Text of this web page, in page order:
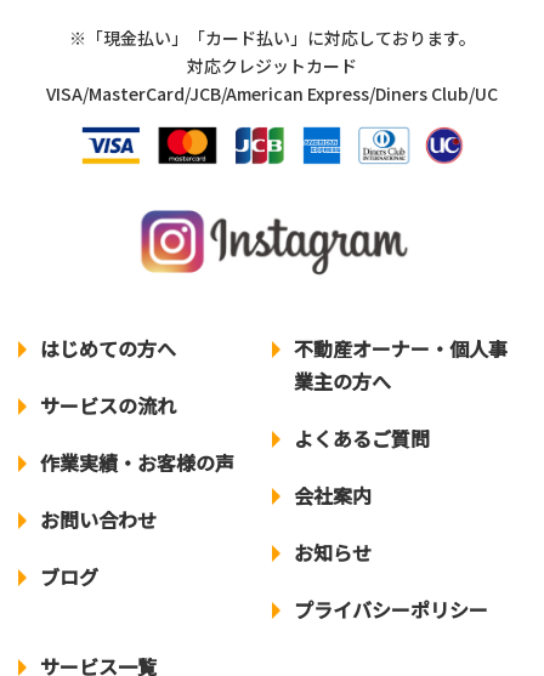
※「現金払い」「カード払い」に対応しております。
対応クレジットカード
VISA/MasterCard/JCB/American Express/Diners Club/UC
はじめての方へ
サービスの流れ
作業実績 ・ お客様の声
お問い合わせ
ブログ
不動産オーナー ・ 個人事
業主の方へ
よくあるご質問
会社案内
お知らせ
プライバシーポリシー
サービス一覧